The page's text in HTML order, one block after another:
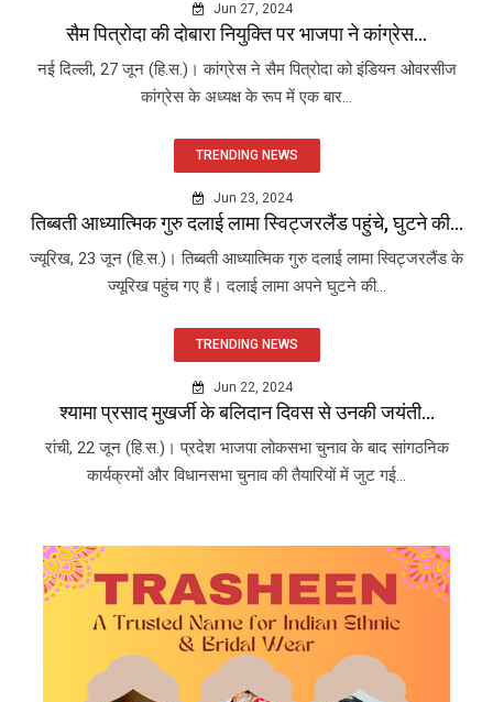
Jun 27, 2024
सैम पित्रोदा की दोबारा नियुक्ति पर भाजपा ने कांग्रेस...
नई दिल्ली, 27 जून (हि.स.)। कांग्रेस ने सैम पित्रोदा को इंडियन ओवरसीज
कांग्रेस के अध्यक्ष के रूप में एक बार...
TRENDING NEWS
Jun 23, 2024
तिब्बती आध्यात्मिक गुरु दलाई लामा स्विट्जरलैंड पहुंचे, घुटने की...
ज्यूरिख, 23 जून (हि.स.)। तिब्बती आध्यात्मिक गुरु दलाई लामा स्विट्जरलैंड के
ज्यूरिख पहुंच गए हैं। दलाई लामा अपने घुटने की...
TRENDING NEWS
Jun 22, 2024
श्यामा प्रसाद मुखर्जी के बलिदान दिवस से उनकी जयंती...
रांची, 22 जून (हि.स.)। प्रदेश भाजपा लोकसभा चुनाव के बाद सांगठनिक
कार्यक्रमों और विधानसभा चुनाव की तैयारियों में जुट गई...